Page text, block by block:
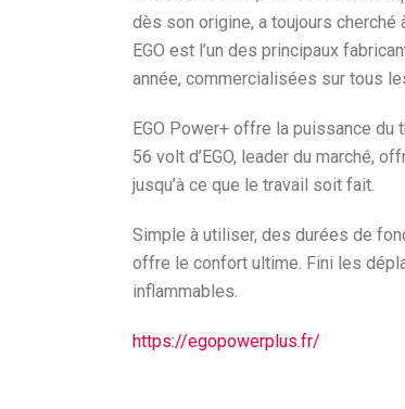
dès son origine, a toujours cherché
EGO est l’un des principaux
année, commercialisées sur tous
EGO Power+ offre la puissance
56 volt d’EGO, leader du marché,
jusqu’à ce que le travail soit fait.
Simple à utiliser, des durées de
offre le confort ultime. Fini les
inflammables.
https://egopowerplus.fr/